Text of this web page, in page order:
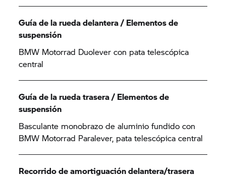
Guía de la rueda delantera / Elementos de
suspensión
BMW Motorrad Duolever con pata telescópica
central
Guía de la rueda trasera / Elementos de
suspensión
Basculante monobrazo de aluminio fundido con
BMW Motorrad Paralever, pata telescópica central
Recorrido de amortiguación delantera/trasera